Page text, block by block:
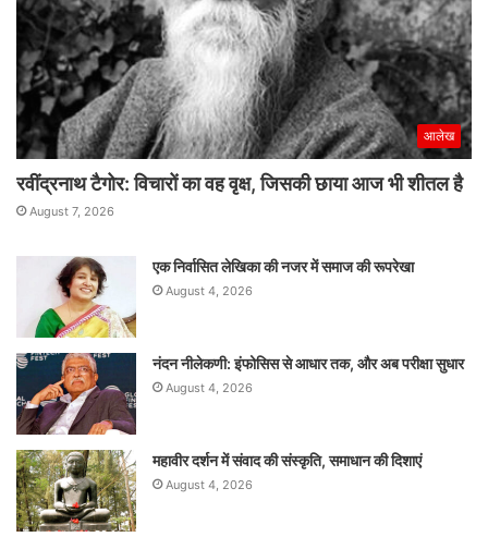
आलेख
रवींद्रनाथ टैगोर: विचारों का वह वृक्ष, जिसकी छाया आज भी शीतल है
August 7, 2026
एक निर्वासित लेखिका की नजर में समाज की रूपरेखा
August 4, 2026
नंदन नीलेकणी: इंफोसिस से आधार तक, और अब परीक्षा सुधार
August 4, 2026
महावीर दर्शन में संवाद की संस्कृति, समाधान की दिशाएं
August 4, 2026